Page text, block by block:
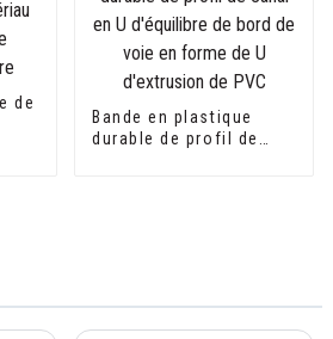
de
Bande en plastique
durable de profil de